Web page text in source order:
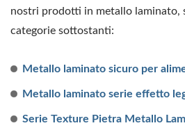
nostri prodotti in metallo laminato,
categorie sottostanti:
Metallo laminato sicuro per
Metallo laminato serie effetto
Serie Texture Pietra Metallo